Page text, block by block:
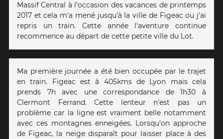
Massif Central à l'occasion des vacances de printemps
2017 et cela m'a mené jusqu'à la ville de Figeac ou j'ai
repris un train. Cette année l'aventure continue
recommence au départ de cette petite ville du Lot.
Ma première journée a été bien occupée par le trajet
en train. Figeac est à 405kms de Lyon mais cela
prends 7h avec une correspondance de 1h30 à
Clermont Ferrand. Cette lenteur n'est pas un
problème car la ligne est vraiment belle notamment
avec ces montagnes enneigées. Lorsqu'on approche
de Figeac, la neige disparaît pour laisser place à des